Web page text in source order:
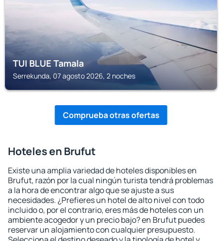
TUI BLUE Tamala
Serrekunda, 07 agosto 2026, 2 noches
Comprueba otras ofertas
Hoteles en Brufut
Existe una amplia variedad de hoteles disponibles en
Brufut, razón por la cual ningún turista tendrá problemas
a la hora de encontrar algo que se ajuste a sus
necesidades. ¿Prefieres un hotel de alto nivel con todo
incluido o, por el contrario, eres más de hoteles con un
ambiente acogedor y un precio bajo? en Brufut puedes
reservar un alojamiento con cualquier presupuesto.